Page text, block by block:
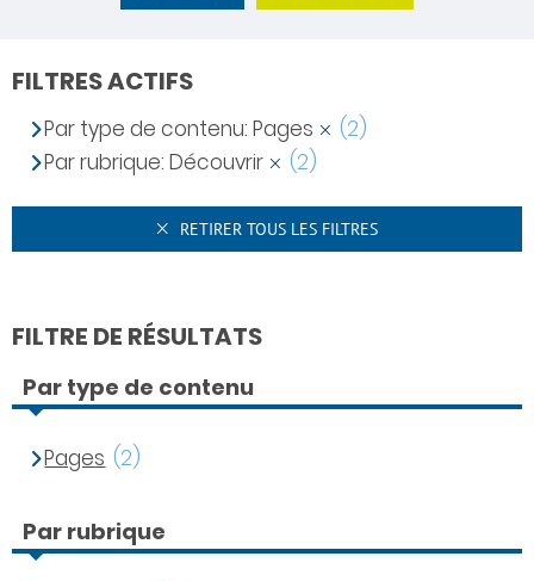
FILTRES ACTIFS
Par type de contenu: Pages
(2)
Par rubrique: Découvrir
(2)
RETIRER TOUS LES FILTRES
FILTRE DE RÉSULTATS
Par type de contenu
Pages (2)
Par rubrique